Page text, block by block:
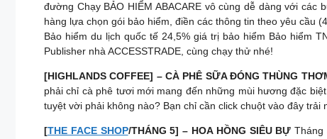
đường Chạy BẢO HIỂM ABACARE vô cùng dễ dàng với
hàng lựa chọn gói bảo hiểm, điền các thông tin theo yêu cầu
Bảo hiểm du lịch quốc tế 24,5% giá trị bảo hiểm Bảo hiểm
Publisher nhà ACCESSTRADE, cùng chạy thử nhé!
[HIGHLANDS COFFEE] – CÀ PHÊ SỮA ĐÓNG THÙNG
phải chỉ cà phê tươi mới mang đến những mùi hương đặc
tuyệt vời phải không nào? Bạn chỉ cần click chuột vào đây trải
[THE FACE SHOP/THÁNG 5] – HOA HỒNG SIÊU BỰ Tháng